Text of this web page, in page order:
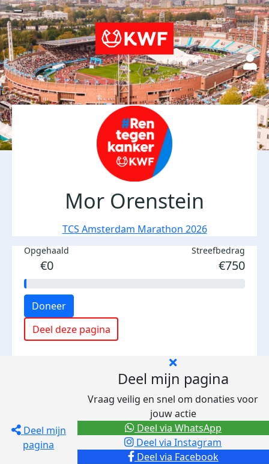
Mor Orenstein
TCS Amsterdam Marathon 2026
Opgehaald
€0
Streefbedrag
€750
Doneer
Deel deze pagina
Deel mijn
pagina
Deel mijn pagina
Vraag veilig en snel om donaties voor
jouw actie
Deel via Facebook
Deel via Instagram
Deel via WhatsApp